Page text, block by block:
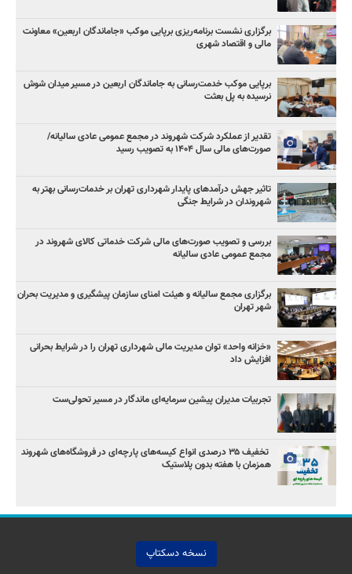
برگزاری نشست برنامه‌ریزی برپایی موکب «جاماندگان اربعین» معاونت
مالی و اقتصاد شهری
برپایی موکب خدمت‌رسانی به جاماندگان اربعین در مسیر میدان شوش
نرسیده به پل بعثت
تقدیر از عملکرد شرکت شهروند در مجمع عمومی عادی سالیانه/
صورت‌های مالی سال ۱۴۰۴ به تصویب رسید
تاثیر جهش درآمدهای پایدار شهرداری تهران بر خدمات‌رسانی بهتر به
شهروندان در شرایط جنگی
بررسی و تصویب صورت‌های مالی شرکت خدماتی کالای شهروند در
مجمع عمومی عادی سالیانه
برگزاری مجمع سالیانه و هیئت امنای سازمان پیشگیری و مدیریت بحران
شهر تهران
«خزانه واحد» توان مدیریت مالی شهرداری تهران را در شرایط بحرانی
افزایش داد
تجربیات مدیران پیشین سرمایه‌ای ماندگار در مسیر تحولی‌ست
️ تخفیف ۳۵ درصدی انواع کیسه‌های پارچه‌ای در فروشگاه‌های شهروند
همزمان با هفته بدون پلاستیک
نسخه دسکتاپ